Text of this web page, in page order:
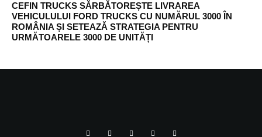
CEFIN TRUCKS SĂRBĂTOREȘTE LIVRAREA
VEHICULULUI FORD TRUCKS CU NUMĂRUL 3000 ÎN
ROMÂNIA ȘI SETEAZĂ STRATEGIA PENTRU
URMĂTOARELE 3000 DE UNITĂȚI